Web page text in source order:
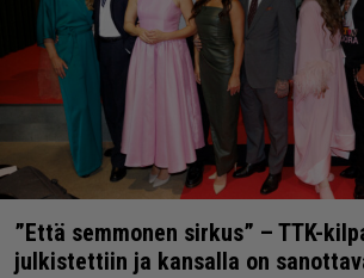
”Että semmonen sirkus” – TTK-
julkistettiin ja kansalla on